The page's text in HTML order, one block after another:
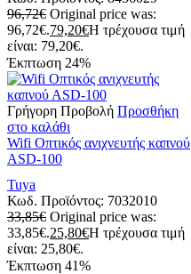
96,72€ Original price was:
96,72€.79,20€Η τρέχουσα τιμή
είναι: 79,20€.
Έκπτωση 24%
Γρήγορη Προβολή Προσθήκη
στο καλάθι
Wifi Οπτικός ανιχνευτής καπνού
ΑSD-100
Tuya
Κωδ. Προϊόντος: 7032010
33,85€ Original price was:
33,85€.25,80€Η τρέχουσα τιμή
είναι: 25,80€.
Έκπτωση 41%